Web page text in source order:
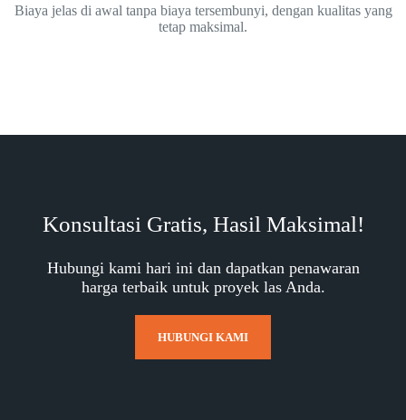
Biaya jelas di awal tanpa biaya tersembunyi, dengan kualitas yang
tetap maksimal.
Konsultasi Gratis, Hasil Maksimal!
Hubungi kami hari ini dan dapatkan penawaran
harga terbaik untuk proyek las Anda.
HUBUNGI KAMI